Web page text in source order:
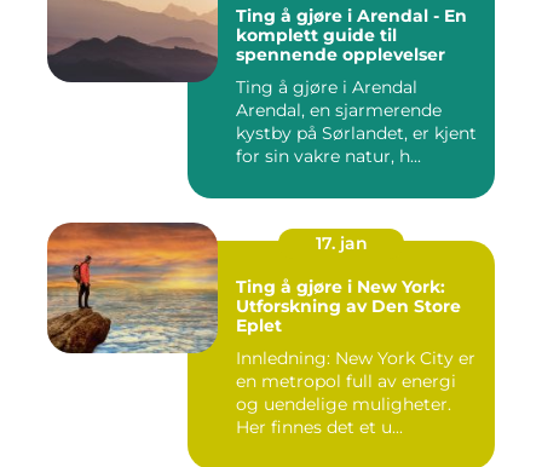
Ting å gjøre i Arendal - En
komplett guide til
spennende opplevelser
Ting å gjøre i Arendal
Arendal, en sjarmerende
kystby på Sørlandet, er kjent
for sin vakre natur, h...
17. jan
Ting å gjøre i New York:
Utforskning av Den Store
Eplet
Innledning: New York City er
en metropol full av energi
og uendelige muligheter.
Her finnes det et u...